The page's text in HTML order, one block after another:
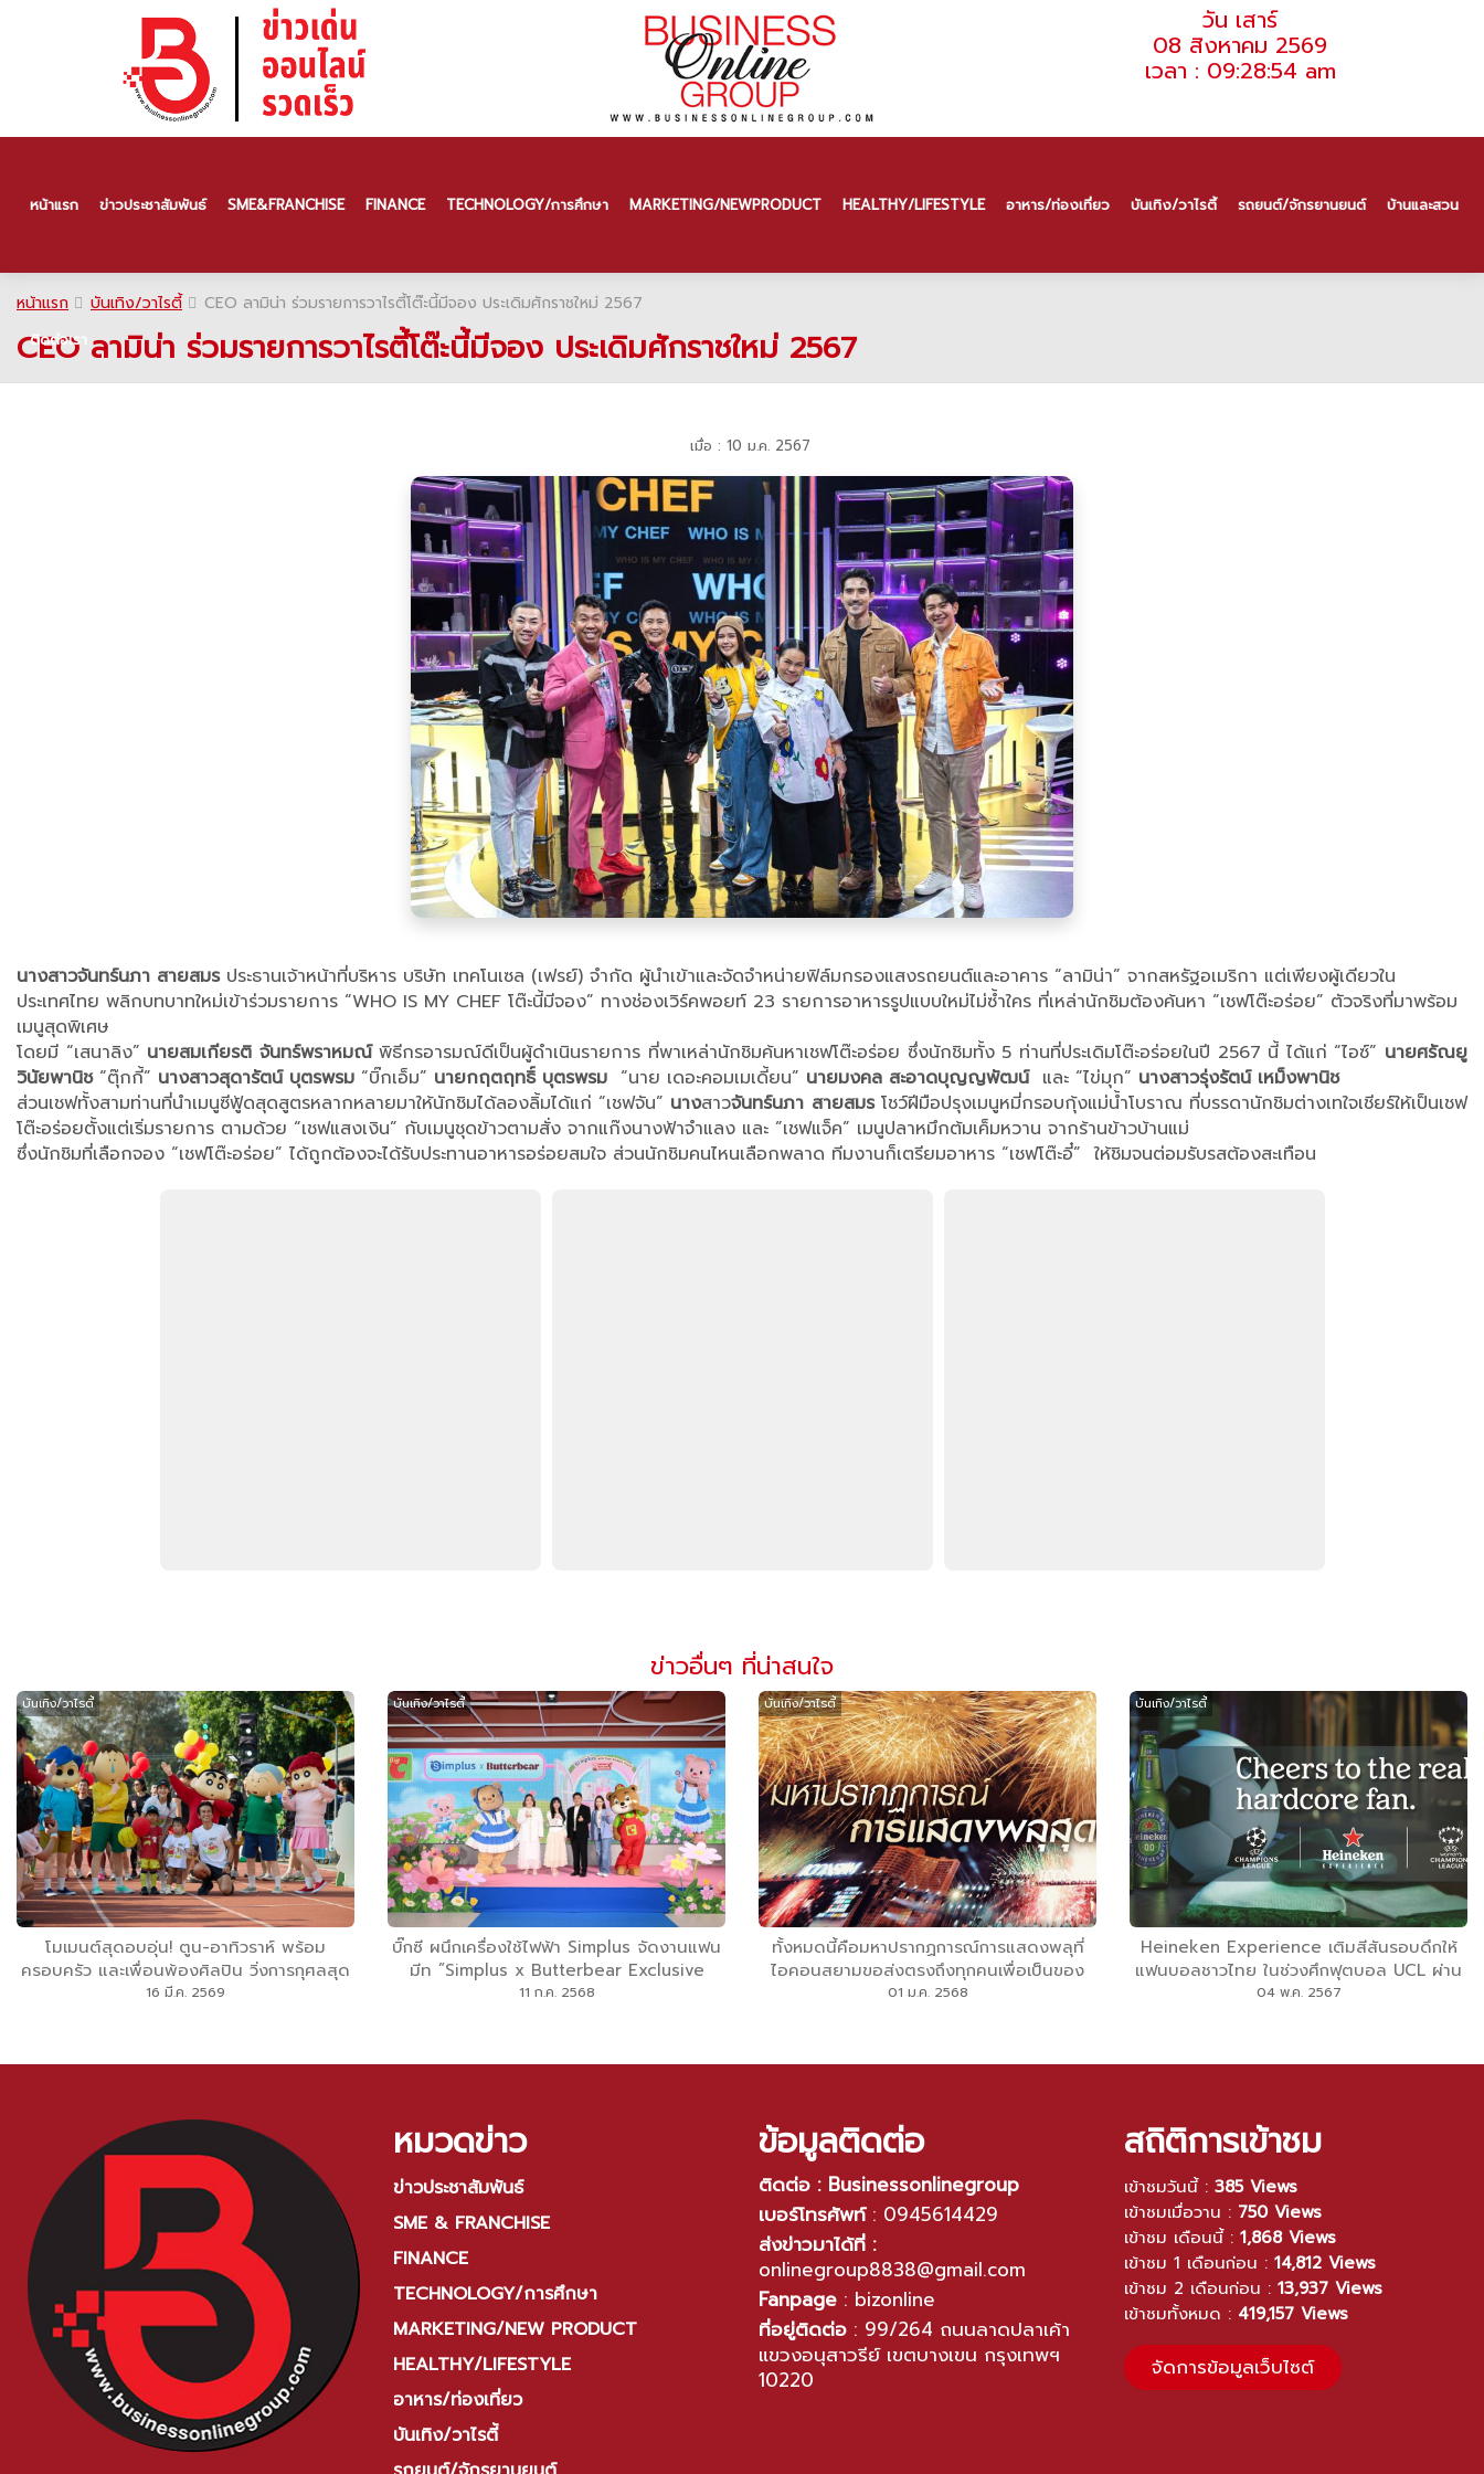
วัน เสาร์
08 สิงหาคม 2569
เวลา : 09:28:54 am
หน้าแรก ข่าวประชาสัมพันธ์ SME & FRANCHISE FINANCE TECHNOLOGY/การศึกษา MARKETING/NEW PRODUCT HEALTHY/LIFESTYLE อาหาร/ท่องเที่ยว บันเทิง/วาไรตี้ รถยนต์/จักรยานยนต์ บ้านและสวน
ติดต่อเรา
หน้าแรก บันเทิง/วาไรตี้ CEO ลามิน่า ร่วมรายการวาไรตี้โต๊ะนี้มีจอง ประเดิมศักราชใหม่ 2567
CEO ลามิน่า ร่วมรายการวาไรตี้โต๊ะนี้มีจอง ประเดิมศักราชใหม่ 2567
เมื่อ : 10 ม.ค. 2567
นางสาวจันทร์นภา สายสมรประธานเจ้าหน้าที่บริหาร บริษัท เทคโนเซล (เฟรย์) จำกัด ผู้นำเข้าและจัดจำหน่ายฟิล์มกรองแสงรถยนต์และอาคาร “ลามิน่า” จากสหรัฐอเมริกา แต่เพียงผู้เดียวใน
ประเทศไทย พลิกบทบาทใหม่เข้าร่วมรายการ “WHO IS MY CHEF โต๊ะนี้มีจอง” ทางช่องเวิร์คพอยท์ 23 รายการอาหารรูปแบบใหม่ไม่ซ้ำใคร ที่เหล่านักชิมต้องค้นหา “เชฟโต๊ะอร่อย” ตัวจริงที่มาพร้อม
เมนูสุดพิเศษ
โดยมี “เสนาลิง” นายสมเกียรติ จันทร์พราหมณ์พิธีกรอารมณ์ดีเป็นผู้ดำเนินรายการ ที่พาเหล่านักชิมค้นหาเชฟโต๊ะอร่อย ซึ่งนักชิมทั้ง 5 ท่านที่ประเดิมโต๊ะอร่อยในปี 2567 นี้ ได้แก่ “ไอซ์” นายศรัณยู
วินัยพานิช“ตุ๊กกี้” นางสาวสุดารัตน์ บุตรพรม “บิ๊กเอ็ม” นายกฤตฤทธิ์ บุตรพรม “นาย เดอะคอมเมเดี้ยน” นายมงคล สะอาดบุญญพัฒน์และ “ไข่มุก” นางสาวรุ่งรัตน์ เหม็งพานิช
ส่วนเชฟทั้งสามท่านที่นำเมนูซีฟู้ดสุดสูตรหลากหลายมาให้นักชิมได้ลองลิ้มได้แก่ “เชฟจัน” นางสาวจันทร์นภา สายสมรโชว์ฝีมือปรุงเมนูหมี่กรอบกุ้งแม่น้ำโบราณ ที่บรรดานักชิมต่างเทใจเชียร์ให้เป็นเชฟ
โต๊ะอร่อยตั้งแต่เริ่มรายการ ตามด้วย “เชฟแสงเงิน” กับเมนูชุดข้าวตามสั่ง จากแก๊งนางฟ้าจำแลง และ ”เชฟแจ็ค” เมนูปลาหมึกต้มเค็มหวาน จากร้านข้าวบ้านแม่
ซึ่งนักชิมที่เลือกจอง “เชฟโต๊ะอร่อย” ได้ถูกต้องจะได้รับประทานอาหารอร่อยสมใจ ส่วนนักชิมคนไหนเลือกพลาด ทีมงานก็เตรียมอาหาร “เชฟโต๊ะอี๋” ให้ชิมจนต่อมรับรสต้องสะเทือน
ข่าวอื่นๆ ที่น่าสนใจ
บันเทิง/วาไรตี้
โมเมนต์สุดอบอุ่น! ตูน-อาทิวราห์ พร้อม
ครอบครัว และเพื่อนพ้องศิลปิน วิ่งการกุศลสุด
คิวต์ “Crayon Shinchan Amazing Thailand
16 มี.ค. 2569
บันเทิง/วาไรตี้
บิ๊กซี ผนึกเครื่องใช้ไฟฟ้า Simplus จัดงานแฟน
มีท ”Simplus x Butterbear Exclusive
Edition”
11 ก.ค. 2568
บันเทิง/วาไรตี้
ทั้งหมดนี้คือมหาปรากฏการณ์การแสดงพลุที่
ไอคอนสยามขอส่งตรงถึงทุกคนเพื่อเป็นของ
ขวัญชิ้นใหญ่ในการก้าวเข้าสู่ปี 2568 อย่างเป็น
01 ม.ค. 2568
บันเทิง/วาไรตี้
Heineken Experience เติมสีสันรอบดึกให้
แฟนบอลชาวไทย ในช่วงศึกฟุตบอล UCL ผ่าน
แคมเปญ “Cheers To The Real Hardcore
04 พ.ค. 2567
หมวดข่าว
ข่าวประชาสัมพันธ์
SME & FRANCHISE
FINANCE
TECHNOLOGY/การศึกษา
MARKETING/NEW PRODUCT
HEALTHY/LIFESTYLE
อาหาร/ท่องเที่ยว
บันเทิง/วาไรตี้
ข้อมูลติดต่อ
ติดต่อ : Businessonlinegroup
เบอร์โทรศัพท์: 0945614429
ส่งข่าวมาได้ที่ :
onlinegroup8838@gmail.com
Fanpage : bizonline
ที่อยู่ติดต่อ : 99/264 ถนนลาดปลาเค้า
แขวงอนุสาวรีย์ เขตบางเขน กรุงเทพฯ
10220
สถิติการเข้าชม
เข้าชมวันนี้ : 385 Views
เข้าชมเมื่อวาน : 750 Views
เข้าชม เดือนนี้ : 1,868 Views
เข้าชม 1 เดือนก่อน : 14,812 Views
เข้าชม 2 เดือนก่อน : 13,937 Views
เข้าชมทั้งหมด : 419,157 Views
จัดการข้อมูลเว็บไซต์